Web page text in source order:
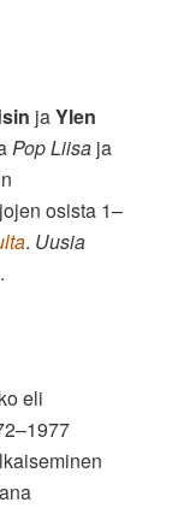
jaYlen
Pop Liisa ja
osista 1–
. Uusia
eli